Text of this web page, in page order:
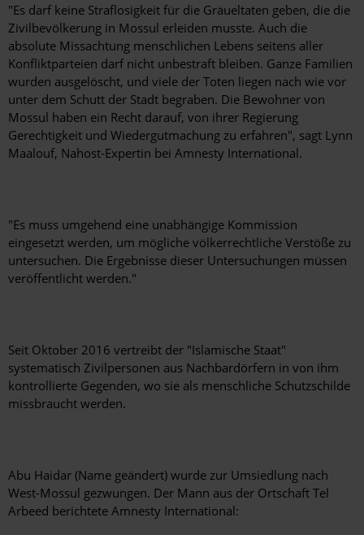
"Es darf keine Straflosigkeit für die Gräueltaten geben, die die
Zivilbevölkerung in Mossul erleiden musste. Auch die
absolute Missachtung menschlichen Lebens seitens aller
Konfliktparteien darf nicht unbestraft bleiben. Ganze Familien
wurden ausgelöscht, und viele der Toten liegen nach wie vor
unter dem Schutt der Stadt begraben. Die Bewohner von
Mossul haben ein Recht darauf, von ihrer Regierung
Gerechtigkeit und Wiedergutmachung zu erfahren", sagt Lynn
Maalouf, Nahost-Expertin bei Amnesty International.
"Es muss umgehend eine unabhängige Kommission
eingesetzt werden, um mögliche völkerrechtliche Verstöße zu
untersuchen. Die Ergebnisse dieser Untersuchungen müssen
veröffentlicht werden."
Seit Oktober 2016 vertreibt der "Islamische Staat"
systematisch Zivilpersonen aus Nachbardörfern in von ihm
kontrollierte Gegenden, wo sie als menschliche Schutzschilde
missbraucht werden.
Abu Haidar (Name geändert) wurde zur Umsiedlung nach
West-Mossul gezwungen. Der Mann aus der Ortschaft Tel
Arbeed berichtete Amnesty International: